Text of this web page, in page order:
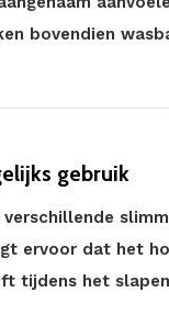
bovendien
gebruik
ervoor dat het
tijdens het